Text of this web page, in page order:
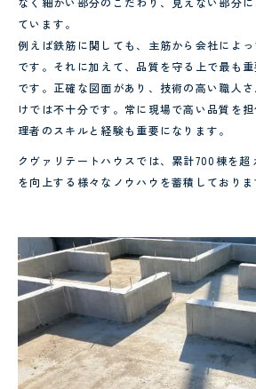
ています。
例えば鉄筋に関しても、主筋から会社によ
です。それに加えて、品質を守る上で最も
です。正確な図面があり、技術の高い職人
けでは不十分です。常に現場で高い品質を
理者のスキルと経験も重要になります。
クヴァリテートハウスでは、累計700棟を超
を向上する様々なノウハウを蓄積しておりま